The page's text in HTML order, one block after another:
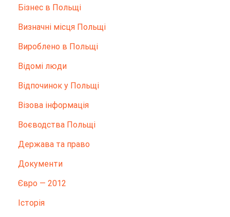
Бізнес в Польщі
Визначні місця Польщі
Вироблено в Польщі
Відомі люди
Відпочинок у Польщі
Візова інформація
Воєводства Польщі
Держава та право
Документи
Євро — 2012
Історія